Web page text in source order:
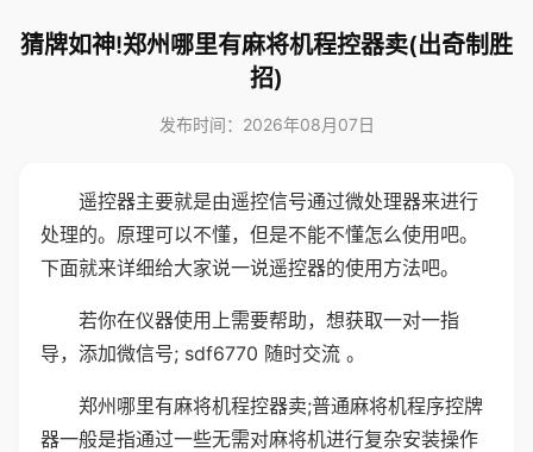
猜牌如神!郑州哪里有麻将机程控器卖(出奇制胜
招)
发布时间：2026年08月07日
遥控器主要就是由遥控信号通过微处理器来进行
处理的。原理可以不懂，但是不能不懂怎么使用吧。
下面就来详细给大家说一说遥控器的使用方法吧。
若你在仪器使用上需要帮助，想获取一对一指
导，添加微信号; sdf6770 随时交流 。
郑州哪里有麻将机程控器卖;普通麻将机程序控牌
器一般是指通过一些无需对麻将机进行复杂安装操作